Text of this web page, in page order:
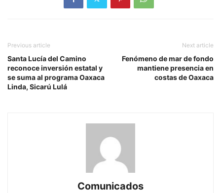
Previous article
Santa Lucía del Camino
reconoce inversión estatal y
se suma al programa Oaxaca
Linda, Sicarú Lulá
Next article
Fenómeno de mar de fondo
mantiene presencia en
costas de Oaxaca
Comunicados